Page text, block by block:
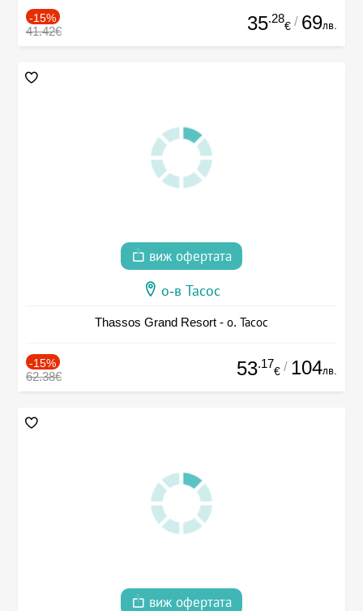
-15%
41.42€ 35.28
€ / 69лв.
виж офертата
о-в Тасос
Thassos Grand Resort - о. Тасос
-15%
62.38€ 53.17
€ / 104лв.
виж офертата